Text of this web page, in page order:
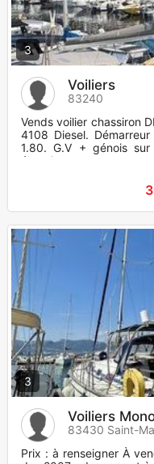
3
Voiliers
83240
Vends voilier chassiron
4108 Diesel.
1.80. G.V + génois sur
électrique
3
Voiliers
83430 Saint-
Prix : à renseigner À